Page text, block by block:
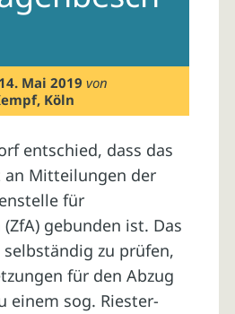
14. Mai 2019 von
Köln
entschied, dass das
an Mitteilungen der
für
gebunden ist. Das
selbständig zu prüfen,
für den Abzug
einem sog. Riester-